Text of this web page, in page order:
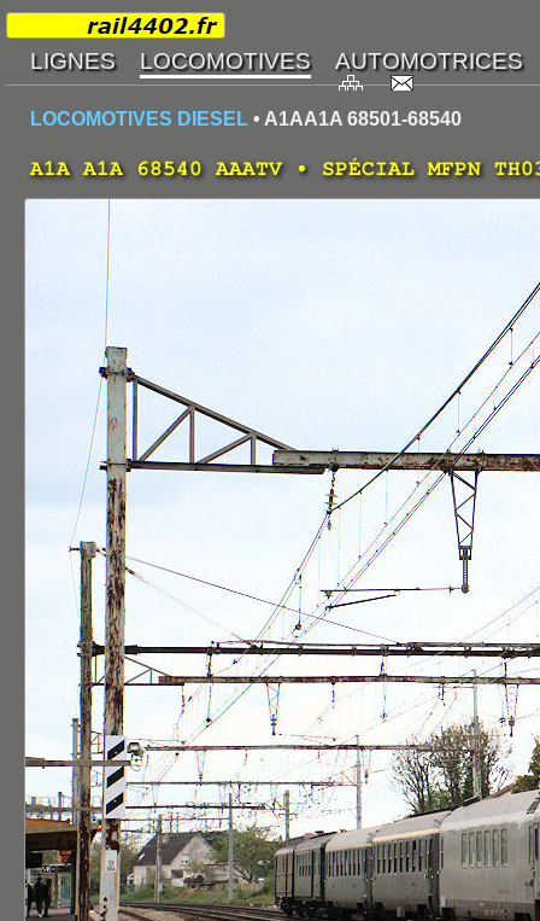
LOCOMOTIVES DIESEL • A1AA1A 68501-68540
A1A A1A 68540 AAATV • SPÉCIAL MFPN